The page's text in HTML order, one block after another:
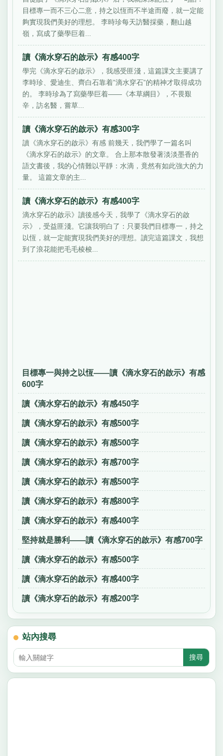
目標專一而不三心二意，持之以恆而不半途而廢，就一定能
夠實現我們美好的理想。 李時珍每天訪醫採藥，翻山越
嶺，寫成了藥學巨着...
讀《滴水穿石的啟示》有感400字
學完《滴水穿石的啟示》，我感受匪淺，這篇課文主要講了
李時珍、愛迪生、齊白石靠着”滴水穿石”的精神才取得成功
的。 李時珍為了寫藥學巨着——《本草綱目》，不畏艱
辛，訪名醫，嘗草...
讀《滴水穿石的啟示》有感300字
讀《滴水穿石的啟示》有感 前幾天，我們學了一篇名叫
《滴水穿石的啟示》的文章。 合上那本散發著淡淡墨香的
語文書後，我的心情難以平靜：水滴，竟然有如此強大的力
量。 這篇文章的主...
讀《滴水穿石的啟示》有感400字
滴水穿石的啟示》讀後感今天，我學了《滴水穿石的啟
示》，受益匪淺。它讓我明白了：只要我們目標專一，持之
以恆，就一定能實現我們美好的理想。讀完這篇課文，我想
到了浪花能把毛毛棱梭...
目標專一與持之以恆——讀《滴水穿石的啟示》有感
600字
讀《滴水穿石的啟示》有感450字
讀《滴水穿石的啟示》有感500字
讀《滴水穿石的啟示》有感500字
讀《滴水穿石的啟示》有感700字
讀《滴水穿石的啟示》有感500字
讀《滴水穿石的啟示》有感800字
讀《滴水穿石的啟示》有感400字
堅持就是勝利——讀《滴水穿石的啟示》有感700字
讀《滴水穿石的啟示》有感500字
讀《滴水穿石的啟示》有感400字
讀《滴水穿石的啟示》有感200字
站內搜尋